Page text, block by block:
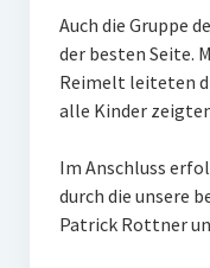
Auch die Gruppe
der besten Seite.
Reimelt leiteten
alle Kinder
Im Anschluss
durch die unsere
Patrick Rottner